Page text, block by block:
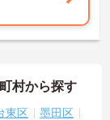
村から探す
東区
墨田区